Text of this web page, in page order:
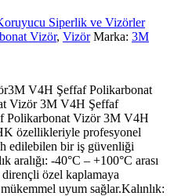
Siperlik ve Vizörler
Vizör, Vizör Marka: 3M
V4H Şeffaf Polikarbonat
Vizör 3M V4H Şeffaf
Polikarbonat Vizör 3M V4H
özellikleriyle profesyonel
edilebilen bir iş güvenliği
aralığı: -40°C – +100°C arası
özel kaplamaya
uyum sağlar.Kalınlık: